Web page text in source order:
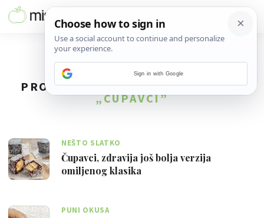
PRONAĐENO5REZULTATA ZA TAG
„ČUPAVCI”
NEŠTO SLATKO
Čupavci, zdravija još bolja verzija
omiljenog klasika
PUNI OKUSA
Sign in with Google